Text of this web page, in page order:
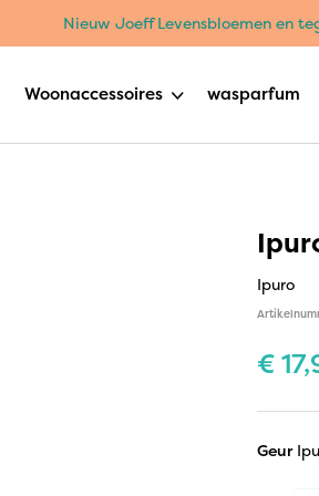
Nieuw Joeff Levensbloemen en
Woonaccessoires wasparfum
Ipuro
€
Geur